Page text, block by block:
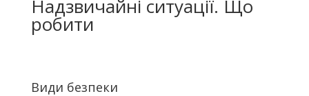
Надзвичайні ситуації. Що
робити
Види безпеки